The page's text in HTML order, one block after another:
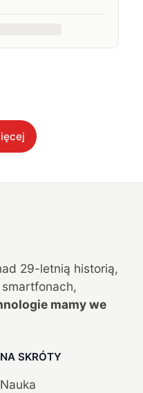
29-letnią historią,
mamy we
NA SKRÓTY
Nauka